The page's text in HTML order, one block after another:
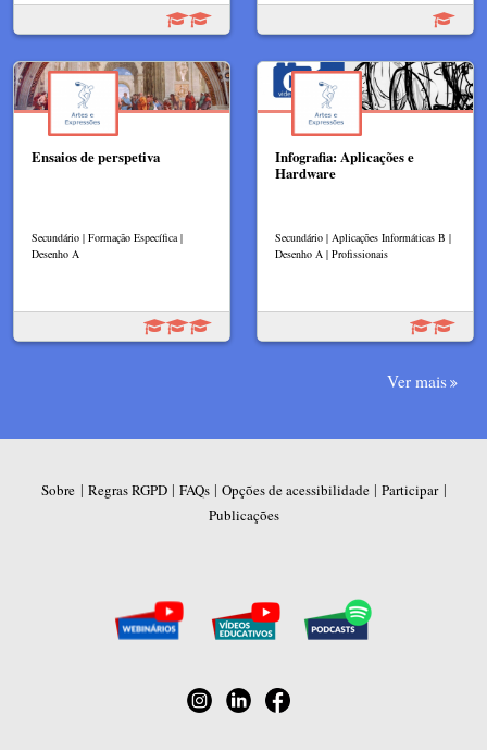
Ensaios de perspetiva
Secundário | Formação Específica |
Desenho A
Infografia: Aplicações e
Hardware
Secundário | Aplicações Informáticas B |
Desenho A | Profissionais
Ver mais
Sobre | Regras RGPD| FAQs| Opções de acessibilidade| Participar|
Publicações